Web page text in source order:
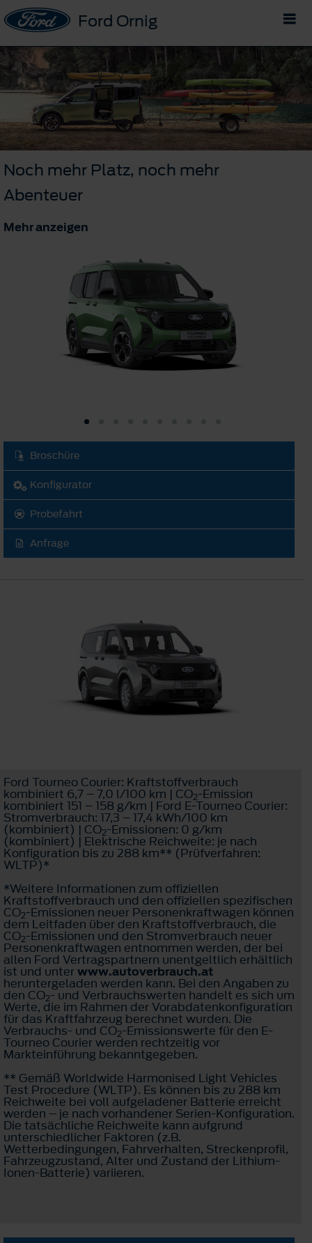
Ford Ornig
Noch mehr Platz, noch mehr
Abenteuer
Mehr anzeigen
Broschüre
Konfigurator
Probefahrt
Anfrage
Ford Tourneo Courier: Kraftstoffverbrauch
kombiniert 6,7 – 7,0 l/100 km | CO2-Emission
kombiniert 151 – 158 g/km | Ford E-Tourneo Courier:
Stromverbrauch: 17,3 – 17,4 kWh/100 km
(kombiniert) | CO2-Emissionen: 0 g/km
(kombiniert) | Elektrische Reichweite: je nach
Konfiguration bis zu 288 km** (Prüfverfahren:
WLTP)*
*Weitere Informationen zum offiziellen
Kraftstoffverbrauch und den offiziellen spezifischen
CO2-Emissionen neuer Personenkraftwagen können
dem Leitfaden über den Kraftstoffverbrauch, die
CO2-Emissionen und den Stromverbrauch neuer
Personenkraftwagen entnommen werden, der bei
allen Ford Vertragspartnern unentgeltlich erhältlich
ist und unterwww.autoverbrauch.at
heruntergeladen werden kann. Bei den Angaben zu
den CO2- und Verbrauchswerten handelt es sich um
Werte, die im Rahmen der Vorabdatenkonfiguration
für das Kraftfahrzeug berechnet wurden. Die
Verbrauchs- und CO2-Emissionswerte für den E-
Tourneo Courier werden rechtzeitig vor
Markteinführung bekanntgegeben.
** Gemäß Worldwide Harmonised Light Vehicles
Test Procedure (WLTP). Es können bis zu 288 km
Reichweite bei voll aufgeladener Batterie erreicht
werden – je nach vorhandener Serien-Konfiguration.
Die tatsächliche Reichweite kann aufgrund
unterschiedlicher Faktoren (z.B.
Wetterbedingungen, Fahrverhalten, Streckenprofil,
Fahrzeugzustand, Alter und Zustand der Lithium-
Ionen-Batterie) variieren.